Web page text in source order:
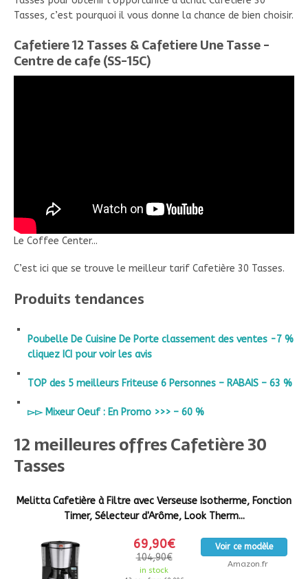
Tasses, c’est pourquoi il vous donne la chance de bien choisir.
Cafetiere 12 Tasses & Cafetiere Une Tasse -
Centre de cafe (SS-15C)
Le Coffee Center...
C’est ici que se trouve le meilleur tarif Cafetière 30 Tasses.
Produits tendances
Poubelle De Cuisine De Porte classement des ventes -7 %
cliquez ICI pour voir les avis
TOP des 5 meilleurs Friteuse 6 Personnes – RABAIS – 63 %
▻▻ Mixeur Oeuf : En Promo >>> – 60 %
12 meilleures offres Cafetière 30
Tasses
Melitta Cafetière à Filtre avec Verseuse Isotherme, Fonction
Timer, Sélecteur d'Arôme, Look Therm...
69,90€
104,90€
in stock
Voir ce modèle
Amazon.fr